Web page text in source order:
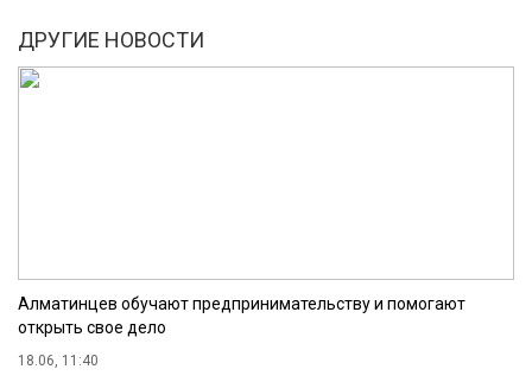
ДРУГИЕ НОВОСТИ
Алматинцев обучают предпринимательству и помогают
открыть свое дело
18.06, 11:40